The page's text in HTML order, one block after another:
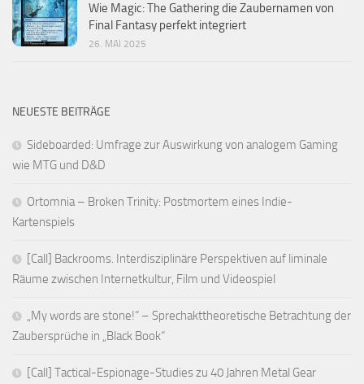
Wie Magic: The Gathering die Zaubernamen von
Final Fantasy perfekt integriert
26. MAI 2025
NEUESTE BEITRÄGE
Sideboarded: Umfrage zur Auswirkung von analogem Gaming
wie MTG und D&D
Ortomnia – Broken Trinity: Postmortem eines Indie-
Kartenspiels
[Call] Backrooms. Interdisziplinäre Perspektiven auf liminale
Räume zwischen Internetkultur, Film und Videospiel
„My words are stone!“ – Sprechakttheoretische Betrachtung der
Zaubersprüche in „Black Book“
[Call] Tactical-Espionage-Studies zu 40 Jahren Metal Gear